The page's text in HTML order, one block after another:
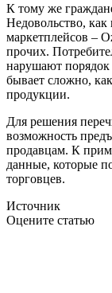
К тому же
Недовольство,
маркетплейсов –
прочих.
нарушают порядок
бывает сложно,
продукции.
Для решения
возможность
продавцам. К
данные, которые
торговцев.
Источник
Оцените статью